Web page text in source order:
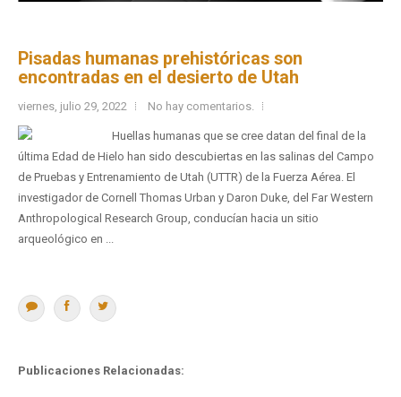
Pisadas humanas prehistóricas son
encontradas en el desierto de Utah
viernes, julio 29, 2022 No hay comentarios.
Huellas humanas que se cree datan del final de la
última Edad de Hielo han sido descubiertas en las salinas del Campo
de Pruebas y Entrenamiento de Utah (UTTR) de la Fuerza Aérea. El
investigador de Cornell Thomas Urban y Daron Duke, del Far Western
Anthropological Research Group, conducían hacia un sitio
arqueológico en ...
Publicaciones Relacionadas: